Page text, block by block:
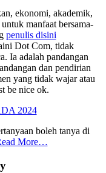
ekonomi, akademik,
manfaat bersama-
penulis disini
Dot Com, tidak
Ia adalah pandangan
dan pendirian
yang tidak wajar atau
be nice ok.
boleh tanya di
More…